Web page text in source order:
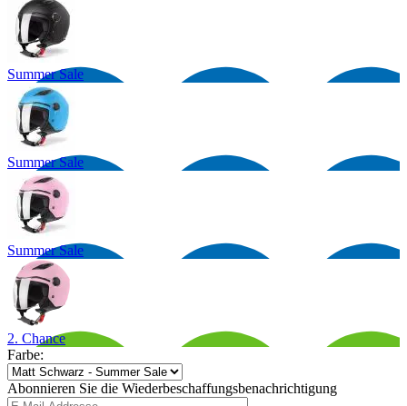
Summer Sale
Summer Sale
Summer Sale
2. Chance
Farbe:
Abonnieren Sie die Wiederbeschaffungsbenachrichtigung